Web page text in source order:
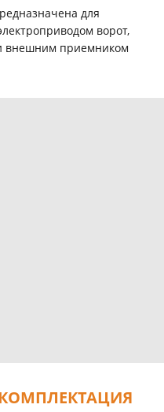
для
ворот,
внешним приемником